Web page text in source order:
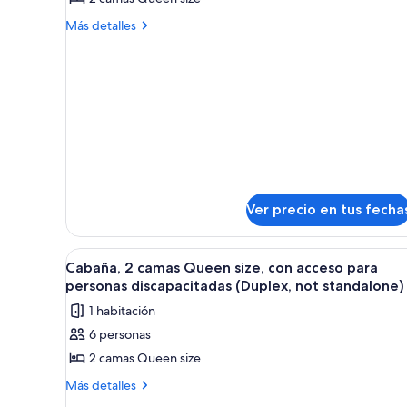
Deluxe,
2
Más detalles
Más
Ver precio en tus
Ver
todas
las
fotos
de
Cabaña,
2
Interior acogedor de una
5
Cabaña, 2 camas Queen size, con acceso para
personas discapacitadas (Duplex, not standalone)
1 habitación
6 personas
2 camas Queen size
Más detalles
Más